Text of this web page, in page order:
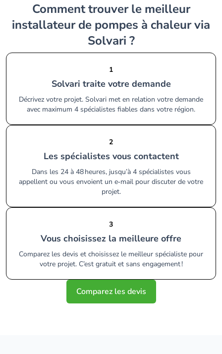
Comment trouver le meilleur
installateur de pompes à chaleur via
Solvari ?
1
Solvari traite votre demande
Décrivez votre projet. Solvari met en relation votre demande
avec maximum 4 spécialistes fiables dans votre région.
2
Les spécialistes vous contactent
Dans les 24 à 48 heures, jusqu’à 4 spécialistes vous
appellent ou vous envoient un e‑mail pour discuter de votre
projet.
3
Vous choisissez la meilleure offre
Comparez les devis et choisissez le meilleur spécialiste pour
votre projet. C’est gratuit et sans engagement !
Comparez les devis